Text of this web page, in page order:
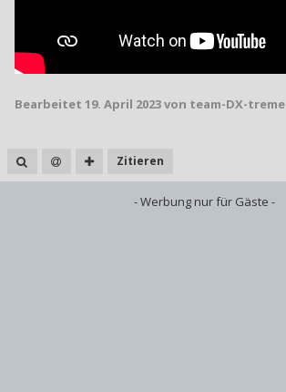
Bearbeitet 19. April 2023von team-DX-treme
Zitieren
- Werbung nur für Gäste -